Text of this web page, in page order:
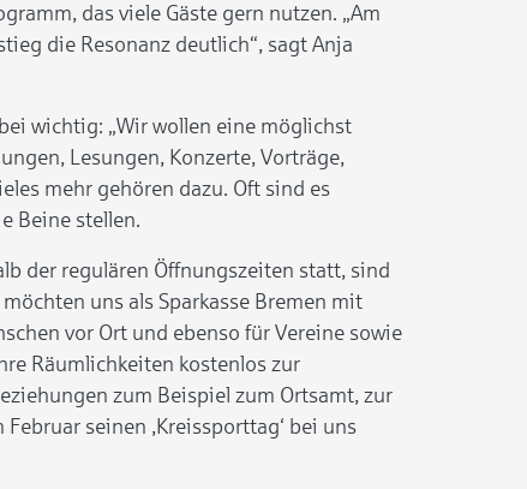
das viele Gäste gern nutzen. „Am
die Resonanz deutlich“, sagt Anja
wichtig: „Wir wollen eine möglichst
Lesungen, Konzerte, Vorträge,
mehr gehören dazu. Oft sind es
Beine stellen.
der regulären Öffnungszeiten statt, sind
uns als Sparkasse Bremen mit
vor Ort und ebenso für Vereine sowie
Räumlichkeiten kostenlos zur
zum Beispiel zum Ortsamt, zur
seinen ‚Kreissporttag‘ bei uns